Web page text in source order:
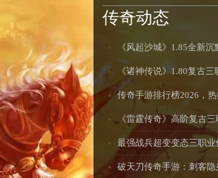
传奇动态
《风起沙城》1.85全新
《诸神传说》1.80复古
传奇手游排行榜2026，
《雷霆传奇》高阶复古
最强战兵超变变态三职业
破天刀传奇手游：刺客隐